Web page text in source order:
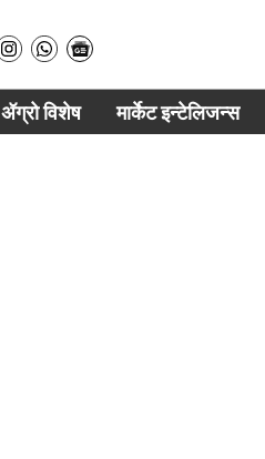
ॲग्रो विशेष मार्केट इन्टेलिजन्स